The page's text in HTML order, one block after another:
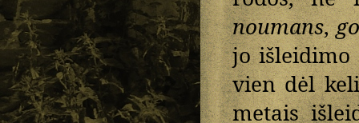
noumans,
jo išleidimo
vien dėl
metais